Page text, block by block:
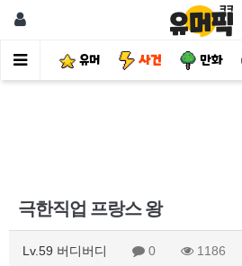
유머 사건 만화
극한직업 프랑스 왕
Lv.59 버디버디 0 1186